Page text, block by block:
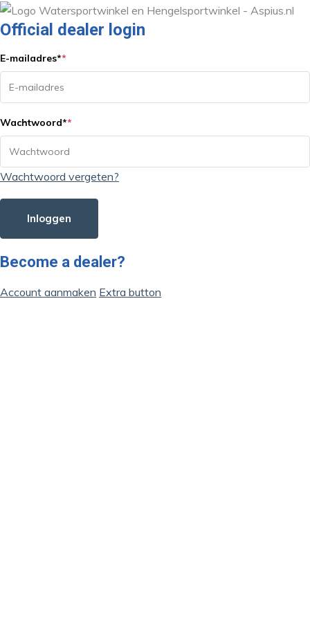
Official dealer login
E-mailadres**
Wachtwoord**
Wachtwoord vergeten?
Inloggen
Become a dealer?
Account aanmaken Extra button